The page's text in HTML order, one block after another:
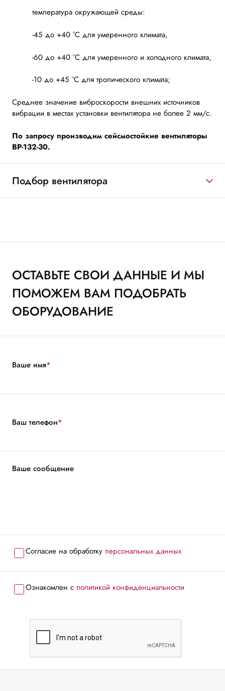
температура окружающей среды:
-45 до +40 °С для умеренного климата,
-60 до +40 °С для умеренного и холодного климата,
-10 до +45 °С для тропического климата;
Среднее значение виброскорости внешних источников
вибрации в местах установки вентилятора не более 2 мм/с.
По запросу производим сейсмостойкие вентиляторы
ВР-132-30.
Подбор вентилятора
ОСТАВЬТЕ СВОИ ДАННЫЕ И МЫ
ПОМОЖЕМ ВАМ ПОДОБРАТЬ
ОБОРУДОВАНИЕ
Ваше имя*
Ваш телефон*
Ваше сообщение
Согласие на обработку персональных данных
Ознакомлен с политикой конфиденциальности